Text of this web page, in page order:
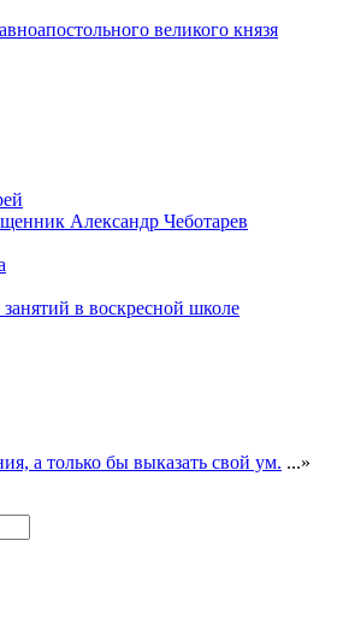
великого князя
Александр Чеботарев
в воскресной школе
а только бы выказать свой ум. ...»